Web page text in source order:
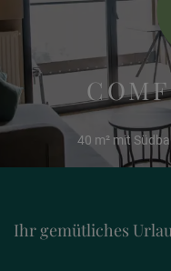
⋙ Die
40 m² mit
Ihr gemütliches